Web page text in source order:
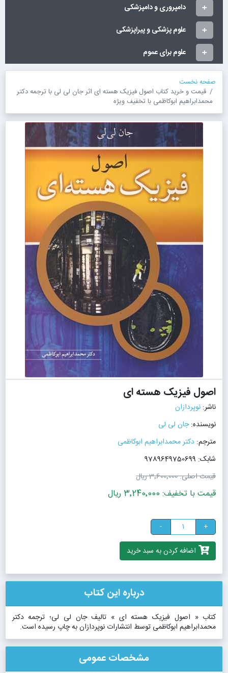
دامپروری و دامپزشکی
علوم پزشکی و پیراپزشکی
علوم برای عموم
صفحه نخست
قیمت و خرید کتاب اصول فیزیک هسته ای اثر جان لی لی با ترجمه دکتر
محمدابراهیم ابوکاظمی با تخفیف ویژه
اصول فیزیک هسته ای
ناشر: نوپردازان
نویسنده:جان لی لی
مترجم: دکتر محمدابراهیم ابوکاظمی
شابک: 9789649750699
قیمت اصلی:3٬600٬000 ریال
قیمت با تخفیف: 3٬240٬000 ریال
+
-
اضافه کردن به سبد خرید
درباره این کتاب
کتاب « اصول فیزیک هسته ای » تالیف جان لی لی؛ ترجمه دکتر
محمدابراهیم ابوکاظمی توسط انتشارات نوپردازان به چاپ رسیده است.
مشخصات عمومی